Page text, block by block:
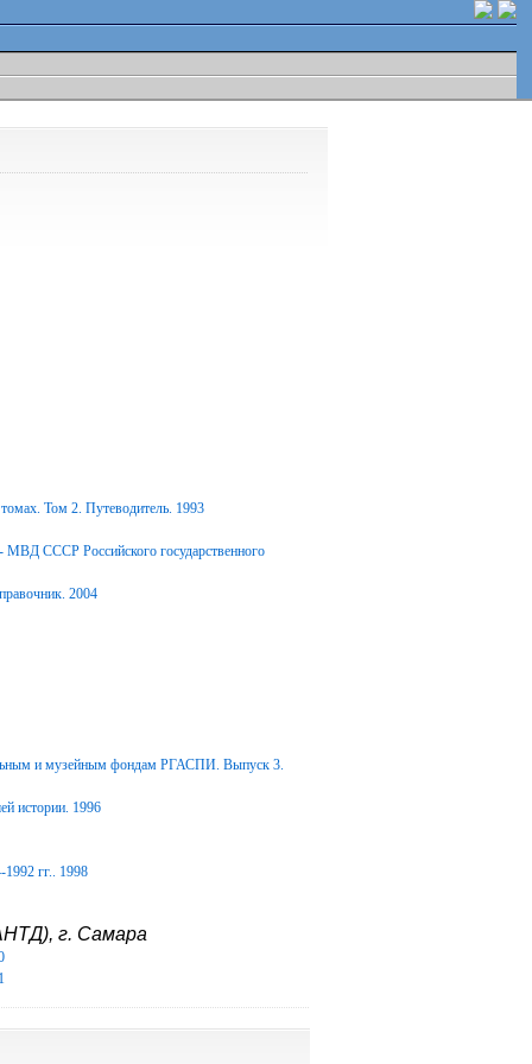
Том 2. Путеводитель. 1993
МВД СССР Российского государственного
2004
и музейным фондам РГАСПИ. Выпуск 3.
истории. 1996
гг.. 1998
г. Самара